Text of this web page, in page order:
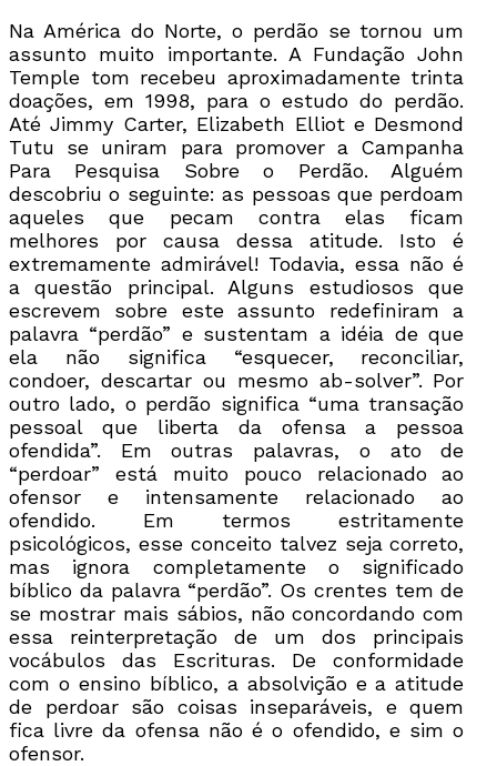
Na América do Norte, o perdão se tornou um
assunto muito importante. A Fundação John
Temple tom recebeu aproximadamente trinta
doações, em 1998, para o estudo do perdão.
Até Jimmy Carter, Elizabeth Elliot e Desmond
Tutu se uniram para promover a Campanha
Para Pesquisa Sobre o Perdão. Alguém
descobriu o seguinte: as pessoas que perdoam
aqueles que pecam contra elas ficam
melhores por causa dessa atitude. Isto é
extremamente admirável! Todavia, essa não é
a questão principal. Alguns estudiosos que
escrevem sobre este assunto redefiniram a
palavra “perdão” e sustentam a idéia de que
ela não significa “esquecer, reconciliar,
condoer, descartar ou mesmo ab-solver”. Por
outro lado, o perdão significa “uma transação
pessoal que liberta da ofensa a pessoa
ofendida”. Em outras palavras, o ato de
“perdoar” está muito pouco relacionado ao
ofensor e intensamente relacionado ao
ofendido. Em termos estritamente
psicológicos, esse conceito talvez seja correto,
mas ignora completamente o significado
bíblico da palavra “perdão”. Os crentes tem de
se mostrar mais sábios, não concordando com
essa reinterpretação de um dos principais
vocábulos das Escrituras. De conformidade
com o ensino bíblico, a absolvição e a atitude
de perdoar são coisas inseparáveis, e quem
fica livre da ofensa não é o ofendido, e sim o
ofensor.